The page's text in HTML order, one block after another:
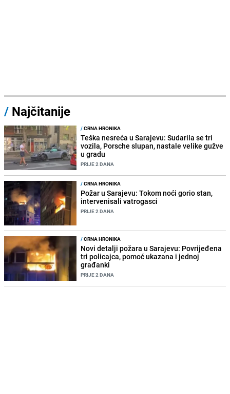
/ Najčitanije
/CRNA HRONIKA
Teška nesreća u Sarajevu: Sudarila se tri
vozila, Porsche slupan, nastale velike gužve
u gradu
PRIJE 2 DANA
/CRNA HRONIKA
Požar u Sarajevu: Tokom noći gorio stan,
intervenisali vatrogasci
PRIJE 2 DANA
/CRNA HRONIKA
Novi detalji požara u Sarajevu: Povrijeđena
tri policajca, pomoć ukazana i jednoj
građanki
PRIJE 2 DANA